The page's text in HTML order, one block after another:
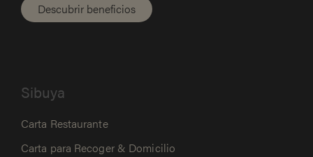
Descubrir beneficios
Sibuya
Carta Restaurante
Carta para Recoger & Domicilio